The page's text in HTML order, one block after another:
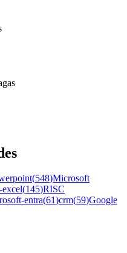
(548)Microsoft
excel(145)RISC
entra(61)crm(59)Google